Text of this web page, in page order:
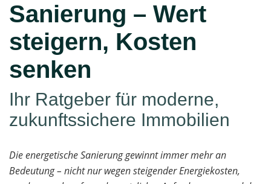
Sanierung – Wert
steigern, Kosten
senken
Ihr Ratgeber für moderne,
zukunftssichere Immobilien
Die energetische Sanierung gewinnt immer mehr an
Bedeutung – nicht nur wegen steigender Energiekosten,